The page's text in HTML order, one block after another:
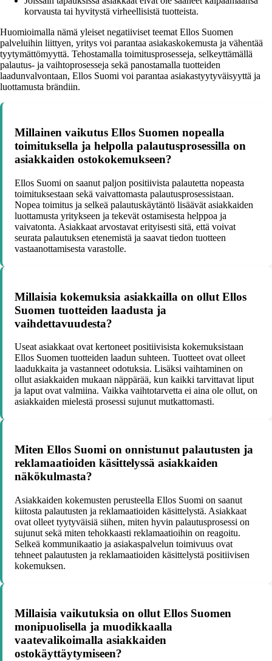
korvausta tai hyvitystä virheellisistä tuotteista.
Huomioimalla nämä yleiset negatiiviset teemat Ellos Suomen
palveluihin liittyen, yritys voi parantaa asiakaskokemusta ja vähentää
tyytymättömyyttä. Tehostamalla toimitusprosesseja, selkeyttämällä
palautus- ja vaihtoprosesseja sekä panostamalla tuotteiden
laadunvalvontaan, Ellos Suomi voi parantaa asiakastyytyväisyyttä ja
luottamusta brändiin.
Millainen vaikutus Ellos Suomen nopealla
toimituksella ja helpolla palautusprosessilla on
asiakkaiden ostokokemukseen?
Ellos Suomi on saanut paljon positiivista palautetta nopeasta
toimituksestaan sekä vaivattomasta palautusprosessistaan.
Nopea toimitus ja selkeä palautuskäytäntö lisäävät asiakkaiden
luottamusta yritykseen ja tekevät ostamisesta helppoa ja
vaivatonta. Asiakkaat arvostavat erityisesti sitä, että voivat
seurata palautuksen etenemistä ja saavat tiedon tuotteen
vastaanottamisesta varastolle.
Millaisia kokemuksia asiakkailla on ollut Ellos
Suomen tuotteiden laadusta ja
vaihdettavuudesta?
Useat asiakkaat ovat kertoneet positiivisista kokemuksistaan
Ellos Suomen tuotteiden laadun suhteen. Tuotteet ovat olleet
laadukkaita ja vastanneet odotuksia. Lisäksi vaihtaminen on
ollut asiakkaiden mukaan näppärää, kun kaikki tarvittavat liput
ja laput ovat valmiina. Vaikka vaihtotarvetta ei aina ole ollut, on
asiakkaiden mielestä prosessi sujunut mutkattomasti.
Miten Ellos Suomi on onnistunut palautusten ja
reklamaatioiden käsittelyssä asiakkaiden
näkökulmasta?
Asiakkaiden kokemusten perusteella Ellos Suomi on saanut
kiitosta palautusten ja reklamaatioiden käsittelystä. Asiakkaat
ovat olleet tyytyväisiä siihen, miten hyvin palautusprosessi on
sujunut sekä miten tehokkaasti reklamaatioihin on reagoitu.
Selkeä kommunikaatio ja asiakaspalvelun toimivuus ovat
tehneet palautusten ja reklamaatioiden käsittelystä positiivisen
kokemuksen.
Millaisia vaikutuksia on ollut Ellos Suomen
monipuolisella ja muodikkaalla
vaatevalikoimalla asiakkaiden
ostokäyttäytymiseen?